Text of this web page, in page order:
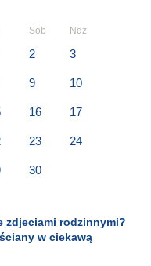
Sob Ndz
2 3
9 10
16 17
23 24
30
zdjeciami rodzinnymi?
w ciekawą